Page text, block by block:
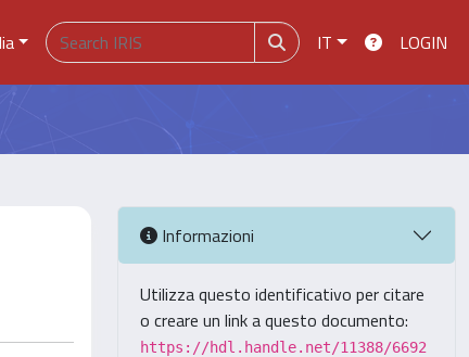
IT LOGIN
Informazioni
Utilizza questo identificativo per citare
o creare un link a questo documento:
https://hdl.handle.net/11388/6692